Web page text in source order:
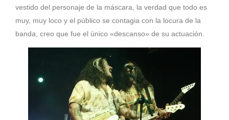
vestido del personaje de la máscara, la verdad que todo es
muy, muy loco y el público se contagia con la locura de la
banda, creo que fue el único «descanso» de su actuación.